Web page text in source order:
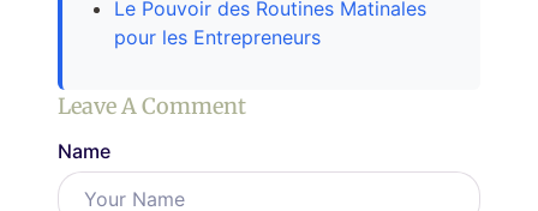
Le Pouvoir des Routines Matinales
pour les Entrepreneurs
Leave A Comment
Name